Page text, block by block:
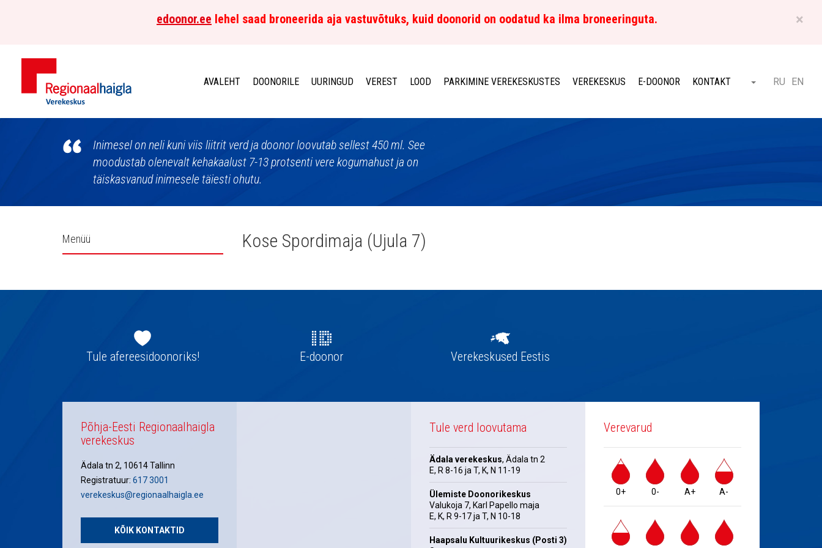
×
edoonor.ee lehel saad broneerida aja vastuvõtuks, kuid doonorid on oodatud ka ilma broneeringuta.
Põhja-
Regionaalhaigla
Verekeskus
AVALEHT DOONORILE UURINGUD VEREST LOOD PARKIMINE VEREKESKUSTES VEREKESKUS E-DOONOR KONTAKT Otsi ET
RU EN
Inimesel on neli kuni viis liitrit verd ja doonor loovutab sellest 450 ml. See
moodustab olenevalt kehakaalust 7-13 protsenti vere kogumahust ja on
täiskasvanud inimesele täiesti ohutu.
Külgpaani
Menüü Kose Spordimaja (Ujula 7)
navigatsioonTule afereesidoonoriks! E-doonor Verekeskused Eestis
Põhja-Eesti Regionaalhaigla
verekeskus
Ädala tn 2, 10614 Tallinn
Registratuur: 617 3001
verekeskus@regionaalhaigla.ee
KÕIK KONTAKTID
Tule verd loovutama
Ädala verekeskus, Ädala tn 2
E, R 8-16 ja T, K, N 11-19
Ülemiste Doonorikeskus
Valukoja 7, Karl Papello maja
E, K, R 9-17 ja T, N 10-18
Haapsalu Kultuurikeskus (Posti 3)
Verevarud
0+ 0- A+ A-